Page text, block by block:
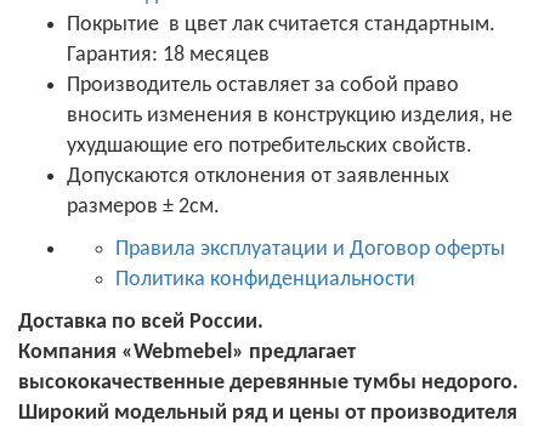
Покрытие в цвет лак считается стандартным.
Гарантия: 18 месяцев
Производитель оставляет за собой право
вносить изменения в конструкцию изделия, не
ухудшающие его потребительских свойств.
Допускаются отклонения от заявленных
размеров ± 2см.
Правила эксплуатации и Договор оферты
Политика конфиденциальности
Доставка по всей России.
Компания «Webmebel» предлагает
высококачественные деревянные тумбы недорого.
Широкий модельный ряд и цены от производителя